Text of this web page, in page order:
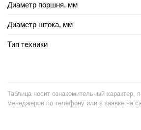
Диаметр поршня, мм
Диаметр штока, мм
Тип техники
Таблица носит ознакомительный характер,
менеджеров по телефону или в заявке на